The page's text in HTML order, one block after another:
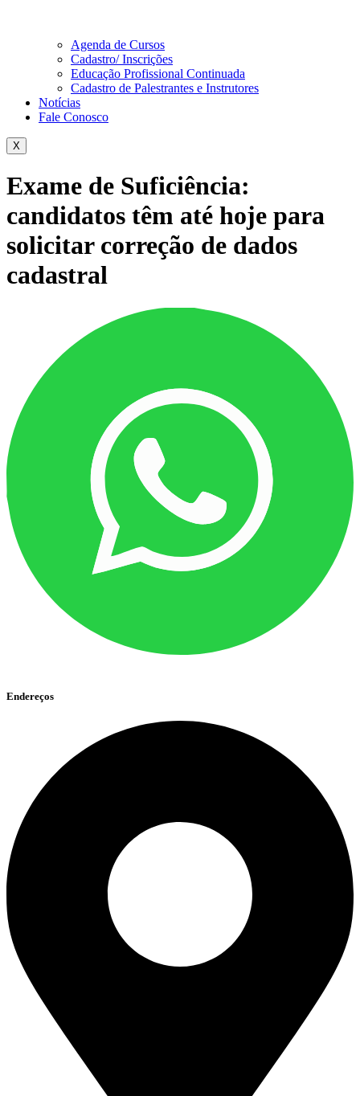
Agenda de Cursos
Cadastro/ Inscrições
Educação Profissional Continuada
Cadastro de Palestrantes e Instrutores
Notícias
Fale Conosco
X
Exame de Suficiência:
candidatos têm até hoje para
solicitar correção de dados
cadastral
Endereços